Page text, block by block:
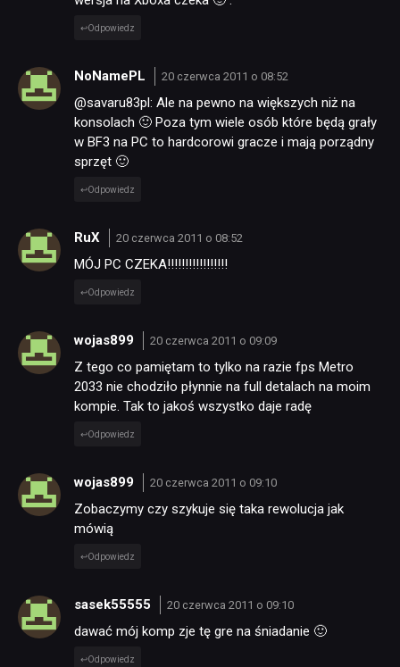
DYSKUSJE
JUŻ GRALIŚMY
SKLEP
Odpowiedz
NoNamePL 20 czerwca 2011 o 08:52
@savaru83pl: Ale na pewno na większych niż na
konsolach 🙂 Poza tym wiele osób które będą grały
w BF3 na PC to hardcorowi gracze i mają porządny
sprzęt 🙂
Odpowiedz
RuX 20 czerwca 2011 o 08:52
MÓJ PC CZEKA!!!!!!!!!!!!!!!!!
Odpowiedz
wojas899 20 czerwca 2011 o 09:09
Z tego co pamiętam to tylko na razie fps Metro
2033 nie chodziło płynnie na full detalach na moim
kompie. Tak to jakoś wszystko daje radę
Odpowiedz
wojas899 20 czerwca 2011 o 09:10
Zobaczymy czy szykuje się taka rewolucja jak
mówią
Odpowiedz
sasek55555 20 czerwca 2011 o 09:10
dawać mój komp zje tę gre na śniadanie 🙂
Odpowiedz